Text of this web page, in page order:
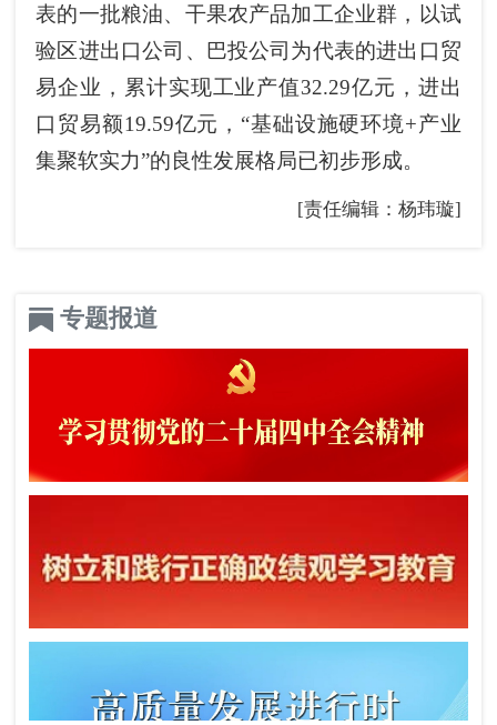
表的一批粮油、干果农产品加工企业群，以试
验区进出口公司、巴投公司为代表的进出口贸
易企业，累计实现工业产值32.29亿元，进出
口贸易额19.59亿元，“基础设施硬环境+产业
集聚软实力”的良性发展格局已初步形成。
[责任编辑：杨玮璇]
专题报道